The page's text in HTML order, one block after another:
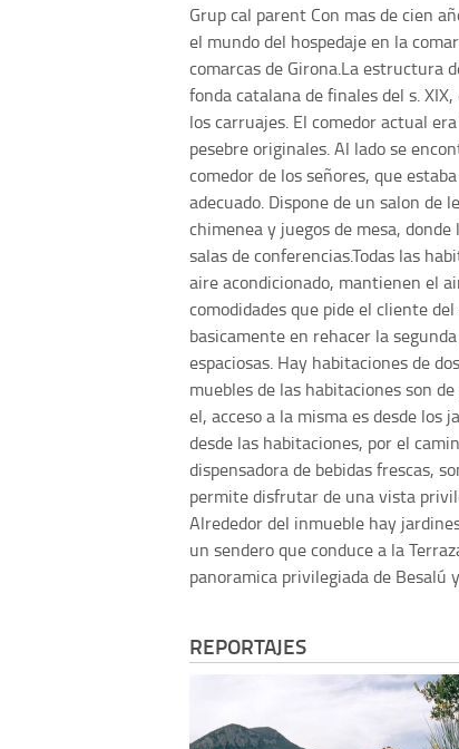
Grup cal parent Con mas de cien
el mundo del hospedaje en la
comarcas de Girona.La estructura
fonda catalana de finales del s.
los carruajes. El comedor actual
pesebre originales. Al lado se
comedor de los señores, que
adecuado. Dispone de un salon
chimenea y juegos de mesa,
salas de conferencias.Todas las
aire acondicionado, mantienen el
comodidades que pide el cliente
basicamente en rehacer la
espaciosas. Hay habitaciones de
muebles de las habitaciones son
el, acceso a la misma es desde los
desde las habitaciones, por el
dispensadora de bebidas frescas,
permite disfrutar de una vista
Alrededor del inmueble hay
un sendero que conduce a la
panoramica privilegiada de Besalú
REPORTAJES